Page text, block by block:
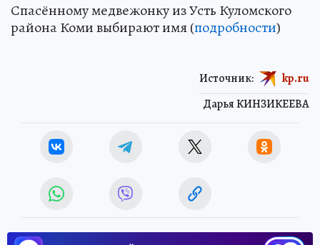
Спасённому медвежонку из Усть Куломского
района Коми выбирают имя (подробности)
Дарья КИНЗИКЕЕВА
Источник: kp.ru